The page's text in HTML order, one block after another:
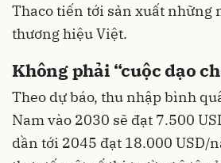
Thaco tiến tới sản xuất những
thương hiệu Việt.
Không phải “cuộc dạo
Theo dự báo, thu nhập bình
Nam vào 2030 sẽ đạt 7.500
dần tới 2045 đạt 18.000 USD/